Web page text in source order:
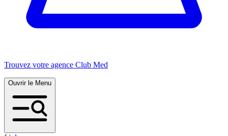
Trouvez votre agence Club Med
Ouvrir le Menu